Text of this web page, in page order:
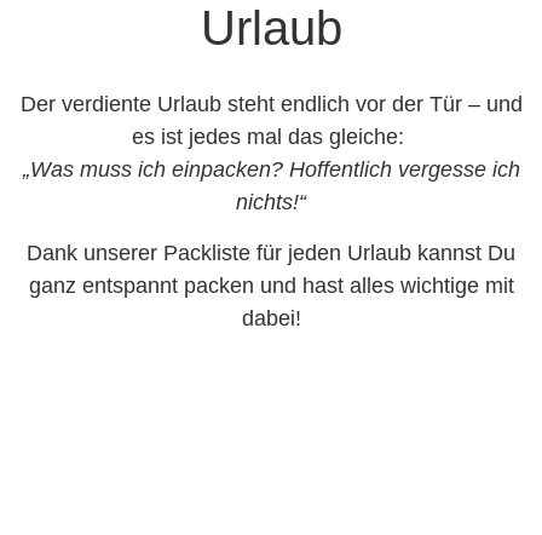
Urlaub
Der verdiente Urlaub steht endlich vor der Tür – und
es ist jedes mal das gleiche:
„Was muss ich einpacken? Hoffentlich vergesse ich
nichts!“
Dank unserer Packliste für jeden Urlaub kannst Du
ganz entspannt packen und hast alles wichtige mit
dabei!